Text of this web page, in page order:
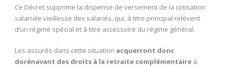
Ce Décret supprime la dispense de versement de la cotisation
salariale vieillesse des salariés, qui, à titre principal relèvent
d’un régime spécial et à titre accessoire du régime général.
Les assurés dans cette situation acquerront donc
dorénavant des droits à la retraite complémentaire à